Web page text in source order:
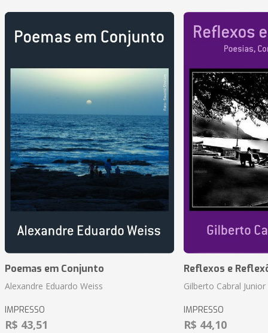
Poemas em Conjunto
Alexandre Eduardo Weiss
IMPRESSO
R$ 43,51
Reflexos e
Gilberto Cabral Junior
IMPRESSO
R$ 44,10